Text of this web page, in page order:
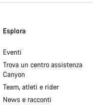
Esplora
Eventi
Trova un centro assistenza
Canyon
Team, atleti e rider
News e racconti